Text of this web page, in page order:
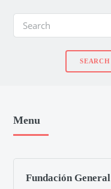
Menu
Fundación General